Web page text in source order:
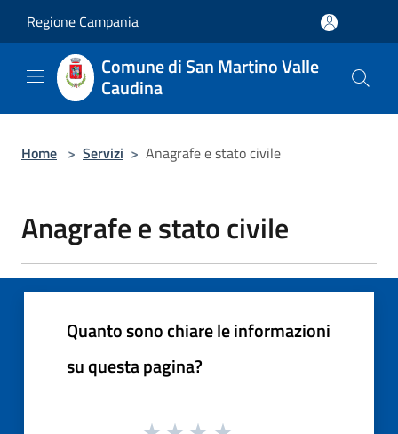
Regione Campania
Comune di San Martino Valle
Caudina
Home > Servizi > Anagrafe e stato civile
Anagrafe e stato civile
Quanto sono chiare le informazioni
su questa pagina?